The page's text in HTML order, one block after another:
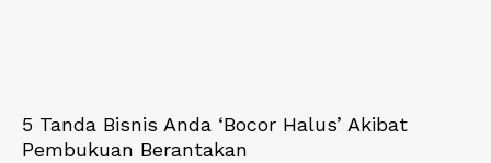
5 Tanda Bisnis Anda ‘Bocor Halus’ Akibat
Pembukuan Berantakan